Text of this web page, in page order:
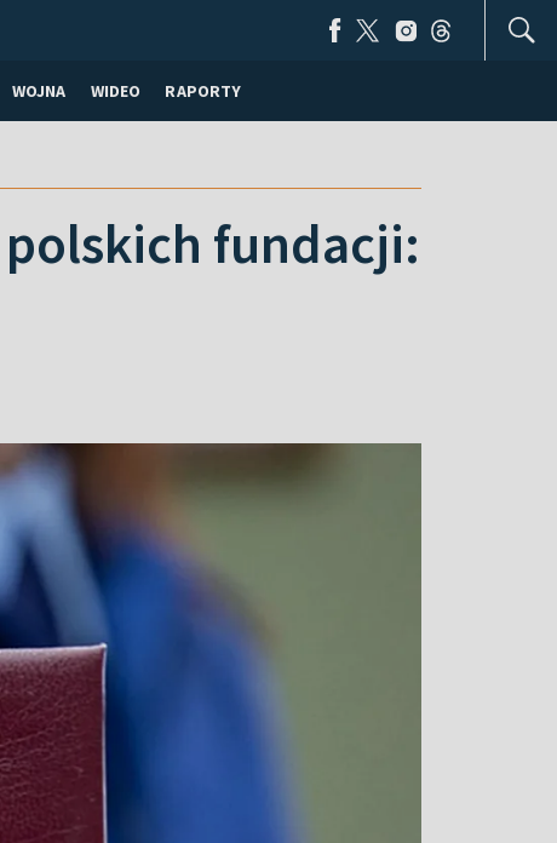
WOJNA WIDEO RAPORTY
polskich fundacji: